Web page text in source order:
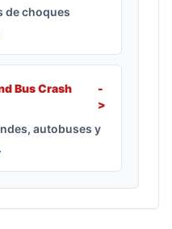
de choques
Bus Crash
-
>
autobuses y